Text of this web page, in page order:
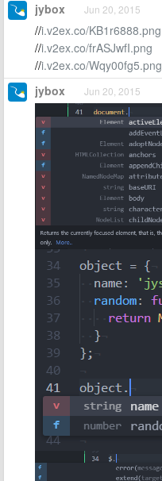
jybox Jun 20, 2015
//i.v2ex.co/KB1r6888.png
//i.v2ex.co/frASJwfI.png
//i.v2ex.co/Wqy00fg5.png
jybox Jun 20, 2015